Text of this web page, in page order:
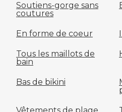
Soutiens-gorge sans
coutures
En forme de coeur
Tous les maillots de
bain
Bas de bikini